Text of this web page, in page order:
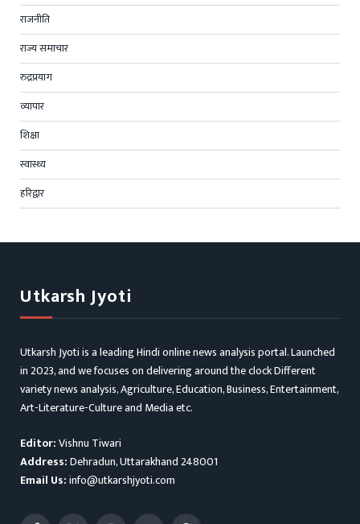
राजनीति
राज्य समाचार
रुद्रप्रयाग
व्यापार
शिक्षा
स्वास्थ्य
हरिद्वार
Utkarsh Jyoti
Utkarsh Jyoti is a leading Hindi online news analysis portal. Launched
in 2023, and we focuses on delivering around the clock Different
variety news analysis, Agriculture, Education, Business, Entertainment,
Art-Literature-Culture and Media etc.
Editor:Vishnu Tiwari
Address:Dehradun, Uttarakhand 248001
Email Us:info@utkarshjyoti.com